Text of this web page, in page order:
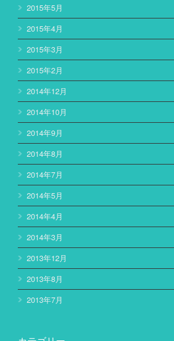
2015年5月
2015年4月
2015年3月
2015年2月
2014年12月
2014年10月
2014年9月
2014年8月
2014年7月
2014年5月
2014年4月
2014年3月
2013年12月
2013年8月
2013年7月